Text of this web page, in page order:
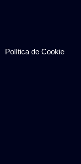
Política de Cookie